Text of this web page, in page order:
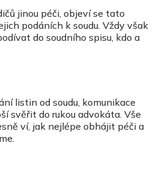
jinou péči, objeví se tato
podáních k soudu. Vždy však
do soudního spisu, kdo a
listin od soudu, komunikace
svěřit do rukou advokáta. Vše
ví, jak nejlépe obhájit péči a